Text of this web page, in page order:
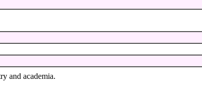
and academia.